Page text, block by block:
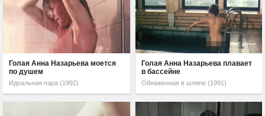
Голая Анна Назарьева моется
по душем
Идеальная пара (1992)
Голая Анна Назарьева плавает
в бассейне
Обнаженная в шляпе (1991)